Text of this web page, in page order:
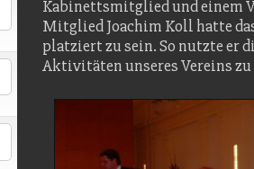
Kabinettsmitglied und einem
Mitglied Joachim Koll hatte
platziert zu sein. So nutzte er
Aktivitäten unseres Vereins